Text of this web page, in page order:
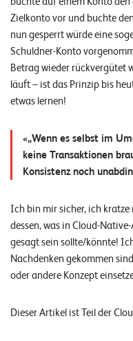
Zielkonto vor und buchte
nun gesperrt würde eine
Schuldner-Konto
Betrag wieder rückvergütet
läuft – ist das Prinzip bis
etwas lernen!
„Wenn es selbst im
keine Transaktionen
Konsistenz noch
Ich bin mir sicher, ich
dessen, was in Cloud-
gesagt sein sollte/könnte!
Nachdenken gekommen
oder andere Konzept
Dieser Artikel ist Teil der